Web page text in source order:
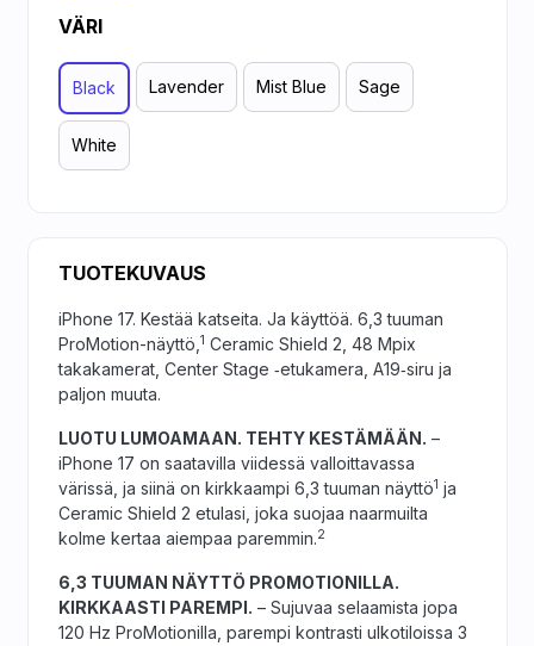
VÄRI
Black Lavender Mist Blue Sage
White
TUOTEKUVAUS
iPhone 17. Kestää katseita. Ja käyttöä. 6,3 tuuman
ProMotion-näyttö, 1 Ceramic Shield 2, 48 Mpix
takakamerat, Center Stage ‑etukamera, A19‑siru ja
paljon muuta.
LUOTU LUMOAMAAN. TEHTY KESTÄMÄÄN. –
iPhone 17 on saatavilla viidessä valloittavassa
värissä, ja siinä on kirkkaampi 6,3 tuuman näyttö1 ja
Ceramic Shield 2 etulasi, joka suojaa naarmuilta
kolme kertaa aiempaa paremmin.2
6,3 TUUMAN NÄYTTÖ PROMOTIONILLA.
KIRKKAASTI PAREMPI. – Sujuvaa selaamista jopa
120 Hz ProMotionilla, parempi kontrasti ulkotiloissa 3